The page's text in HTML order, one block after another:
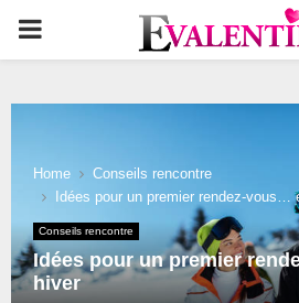
PRIMARY
Home
Conseils rencontre
Idées pour un premier rendez-vous…
Conseils rencontre
Idées pour un premier
hiver